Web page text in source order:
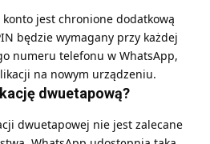
jest chronione dodatkową
będzie wymagany przy każdej
numeru telefonu w WhatsApp,
na nowym urządzeniu.
dwuetapową?
dwuetapowej nie jest zalecane